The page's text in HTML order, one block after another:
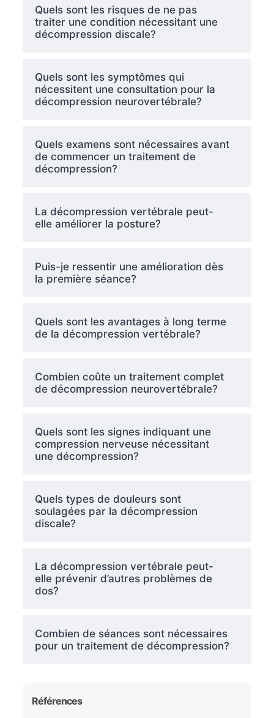
Quels sont les risques de ne pas
traiter une condition nécessitant une
décompression discale?
Quels sont les symptômes qui
nécessitent une consultation pour la
décompression neurovertébrale?
Quels examens sont nécessaires avant
de commencer un traitement de
décompression?
La décompression vertébrale peut-
elle améliorer la posture?
Puis-je ressentir une amélioration dès
la première séance?
Quels sont les avantages à long terme
de la décompression vertébrale?
Combien coûte un traitement complet
de décompression neurovertébrale?
Quels sont les signes indiquant une
compression nerveuse nécessitant
une décompression?
Quels types de douleurs sont
soulagées par la décompression
discale?
La décompression vertébrale peut-
elle prévenir d’autres problèmes de
dos?
Combien de séances sont nécessaires
pour un traitement de décompression?
Références